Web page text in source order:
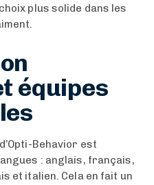
plus solide dans les
équipes
Behavior est
: anglais, français,
et italien. Cela en fait un